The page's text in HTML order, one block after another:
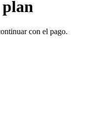
plan
con el pago.